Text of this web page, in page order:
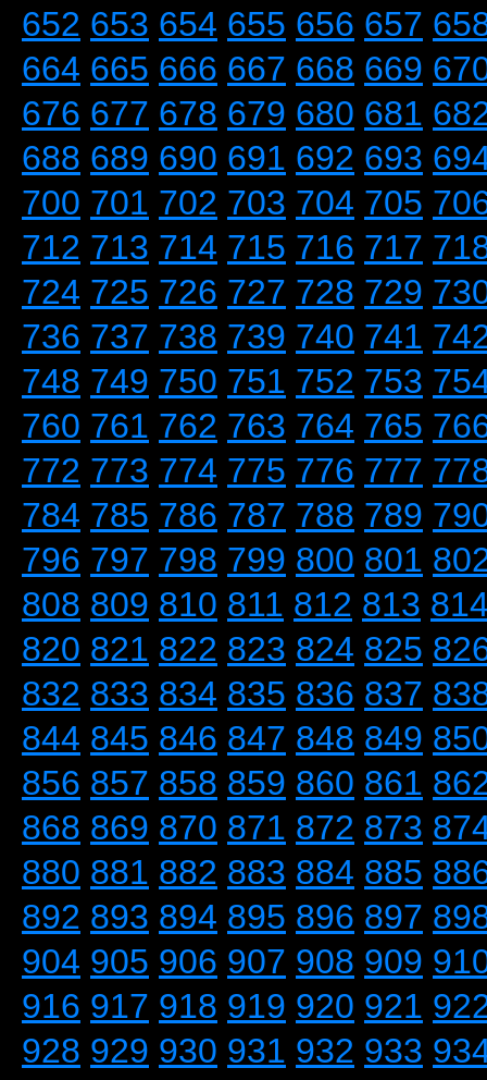
652 653 654 655 656 657
664 665 666 667 668 669
676 677 678 679 680 681
688 689 690 691 692 693
700 701 702 703 704 705
712 713 714 715 716 717
724 725 726 727 728 729
736 737 738 739 740 741
748 749 750 751 752 753
760 761 762 763 764 765
772 773 774 775 776 777
784 785 786 787 788 789
796 797 798 799 800 801
808 809 810 811 812 813
820 821 822 823 824 825
832 833 834 835 836 837
844 845 846 847 848 849
856 857 858 859 860 861
868 869 870 871 872 873
880 881 882 883 884 885
892 893 894 895 896 897
904 905 906 907 908 909
916 917 918 919 920 921
928 929 930 931 932 933